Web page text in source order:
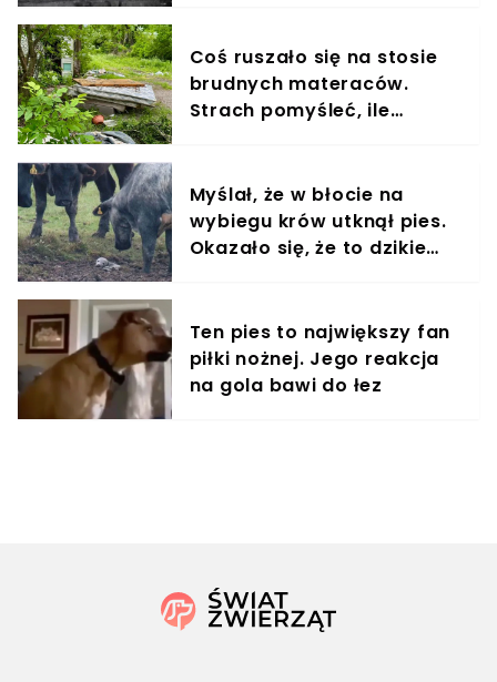
Coś ruszało się na stosie
brudnych materaców.
Strach pomyśleć, ile
Myślał, że w błocie na
wybiegu krów utknął pies.
Okazało się, że to dzikie
Ten pies to największy fan
piłki nożnej. Jego reakcja
na gola bawi do łez